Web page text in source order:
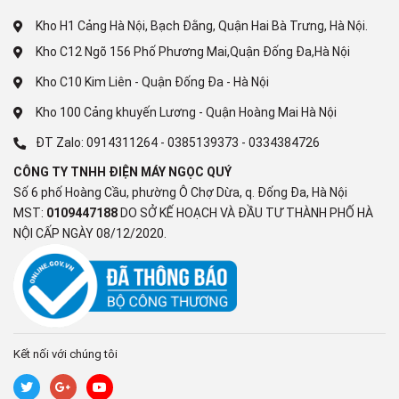
nhãn năng lượng 5 sao (Hiệu suất năng lượng 4.21) cho thấy
rằng máy lạnh tiết kiệm năng lượng, giúp giảm chi phí điện hàng
tháng và thân thiện với môi trường.
Công nghệ Inverter AI giúp máy lạnh hoạt động ổn định, tiết
Bộ màng lọc tiêu chuẩn giúp bảo
Kho H1 Cảng Hà Nội, Bạch Đằng, Quận Hai Bà Trưng, Hà Nội.
Kho C12 Ngõ 156 Phố Phương Mai,Quận Đống Đa,Hà Nội
Kho C10 Kim Liên - Quận Đống Đa - Hà Nội
Kho 100 Cảng khuyến Lương - Quận Hoàng Mai Hà Nội
ĐT Zalo: 0914311264 - 0385139373 - 0334384726
CÔNG TY TNHH ĐIỆN MÁY NGỌC QUÝ
Số 6 phố Hoàng Cầu, phường Ô Chợ Dừa, q. Đống Đa, Hà Nội
MST: 0109447188 DO SỞ KẾ HOẠCH VÀ ĐẦU TƯ THÀNH PHỐ HÀ
NỘI CẤP NGÀY 08/12/2020.
Kết nối với chúng tôi